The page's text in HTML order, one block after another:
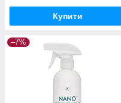
Купити
–7%